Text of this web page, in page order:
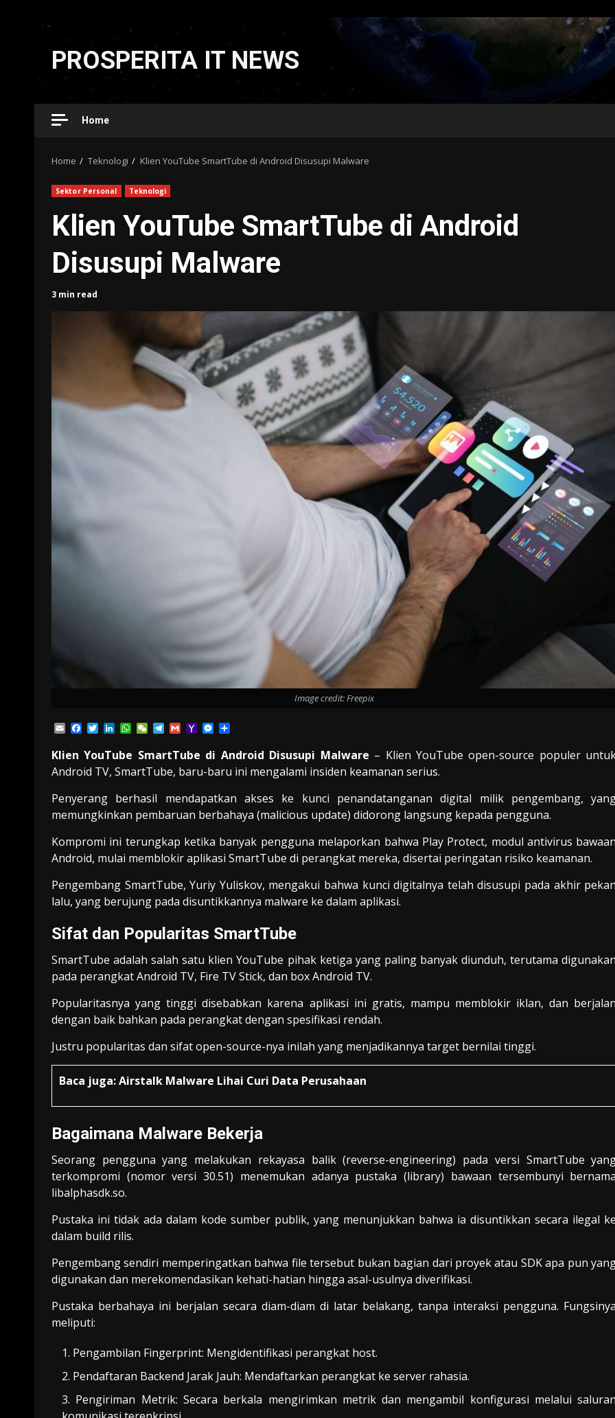
Skip
content
PROSPERITA IT NEWS
Home
Home Teknologi Klien YouTube SmartTube di Android Disusupi Malware
Sektor Personal Teknologi
Klien YouTube SmartTube di Android
Disusupi Malware
3 min read
Image credit: Freepix
EmailFacebook
TwitterLinkedIn
WhatsApp
WeChatTelegram
GmailYahooMessenger
Klien YouTube SmartTube di Android Disusupi Malware – Klien YouTube open-source populer
Android TV, SmartTube, baru-baru ini mengalami insiden keamanan serius.
Penyerang berhasil mendapatkan akses ke kunci penandatanganan digital milik pengembang,
memungkinkan pembaruan berbahaya (malicious update) didorong langsung kepada pengguna.
Kompromi ini terungkap ketika banyak pengguna melaporkan bahwa Play Protect, modul antivirus bawaan
Android, mulai memblokir aplikasi SmartTube di perangkat mereka, disertai peringatan risiko keamanan.
Pengembang SmartTube, Yuriy Yuliskov, mengakui bahwa kunci digitalnya telah disusupi pada akhir pekan
lalu, yang berujung pada disuntikkannya malware ke dalam aplikasi.
Sifat dan Popularitas SmartTube
SmartTube adalah salah satu klien YouTube pihak ketiga yang paling banyak diunduh, terutama digunakan
pada perangkat Android TV, Fire TV Stick, dan box Android TV.
Popularitasnya yang tinggi disebabkan karena aplikasi ini gratis, mampu memblokir iklan, dan berjalan
dengan baik bahkan pada perangkat dengan spesifikasi rendah.
Justru popularitas dan sifat open-source-nya inilah yang menjadikannya target bernilai tinggi.
Baca juga:Airstalk Malware Lihai Curi Data Perusahaan
Bagaimana Malware Bekerja
Seorang pengguna yang melakukan rekayasa balik (reverse-engineering) pada versi SmartTube
terkompromi (nomor versi 30.51) menemukan adanya pustaka (library) bawaan tersembunyi bernama
libalphasdk.so.
Pustaka ini tidak ada dalam kode sumber publik, yang menunjukkan bahwa ia disuntikkan secara ilegal ke
dalam build rilis.
Pengembang sendiri memperingatkan bahwa file tersebut bukan bagian dari proyek atau SDK apa pun
digunakan dan merekomendasikan kehati-hatian hingga asal-usulnya diverifikasi.
Pustaka berbahaya ini berjalan secara diam-diam di latar belakang, tanpa interaksi pengguna. Fungsinya
meliputi:
Pengambilan Fingerprint: Mengidentifikasi perangkat host.
Pendaftaran Backend Jarak Jauh: Mendaftarkan perangkat ke server rahasia.
Pengiriman Metrik: Secara berkala mengirimkan metrik dan mengambil konfigurasi melalui saluran